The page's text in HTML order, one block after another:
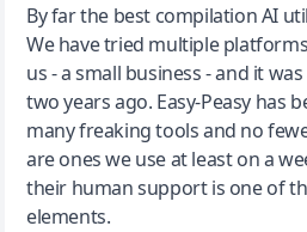
Jeff Wilson
By far the best compilation AI utility
By far the best compilation AI
We have tried multiple
us - a small business - and it
two years ago. Easy-Peasy has
many freaking tools and no
are ones we use at least on a
their human support is one of
elements.